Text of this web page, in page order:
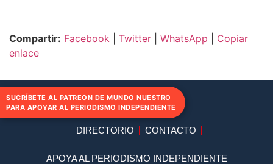
Compartir: Facebook Twitter WhatsApp
Copiar
enlace
DIRECTORIO CONTACTO
APOYA AL PERIODISMO INDEPENDIENTE
SUCRÍBETE AL PATREON DE MUNDO NUESTRO
PARA APOYAR AL PERIODISMO INDEPENDIENTE